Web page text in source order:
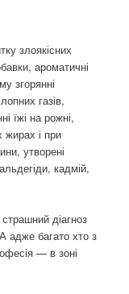
злоякісних
ароматичні
згорянні
газів,
їжі на рожні,
жирах і при
утворені
кадмій,
діагноз
адже багато хто з
— в зоні